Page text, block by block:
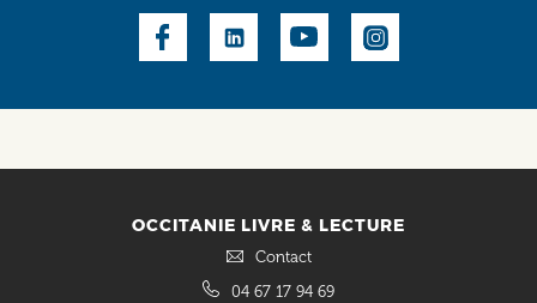
OCCITANIE LIVRE & LECTURE
Contact
04 67 17 94 69